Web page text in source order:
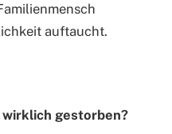
auftaucht.
gestorben?